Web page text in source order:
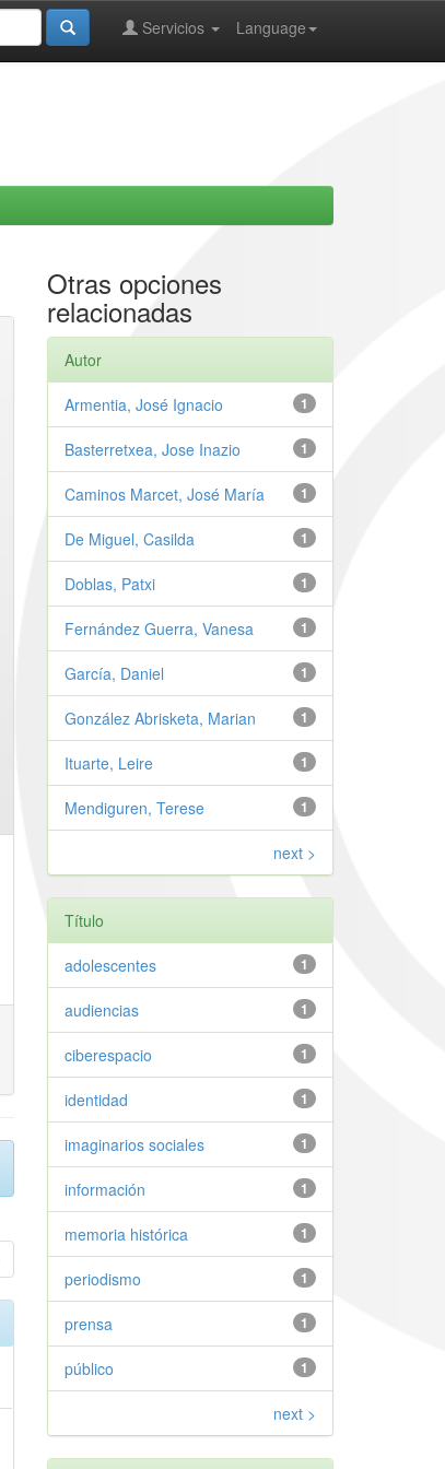
Language
Servicios
Otras opciones
relacionadas
Autor
1
Armentia, José Ignacio
1
Basterretxea, Jose Inazio
1
Caminos Marcet, José María
1
De Miguel, Casilda
1
Doblas, Patxi
1
Fernández Guerra, Vanesa
1
García, Daniel
1
González Abrisketa, Marian
1
Ituarte, Leire
1
Mendiguren, Terese
next >
Título
1
adolescentes
1
audiencias
1
ciberespacio
1
identidad
1
imaginarios sociales
1
información
1
memoria histórica
1
periodismo
1
prensa
1
público
next >